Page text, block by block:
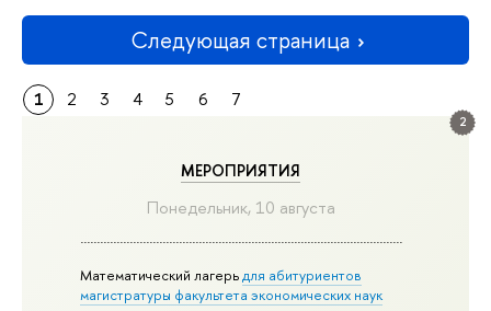
2
МЕРОПРИЯТИЯ
Понедельник, 10 августа
Математический лагерьдля абитуриентов
магистратуры факультета экономических наук
Следующая страница
1 2 3 4 5 6 7